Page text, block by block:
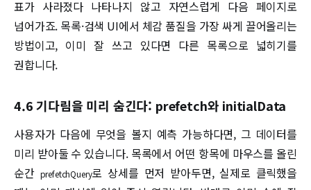
표가 사라졌다 나타나지 않고 자연스럽게 다음 페이지로
넘어가죠. 목록·검색 UI에서 체감 품질을 가장 싸게 끌어올리는
방법이고, 이미 잘 쓰고 있다면 다른 목록으로 넓히기를
권합니다.
4.6 기다림을 미리 숨긴다: prefetch와 initialData
사용자가 다음에 무엇을 볼지 예측 가능하다면, 그 데이터를
미리 받아둘 수 있습니다. 목록에서 어떤 항목에 마우스를 올린
순간 prefetchQuery로 상세를 먼저 받아두면, 실제로 클릭했을